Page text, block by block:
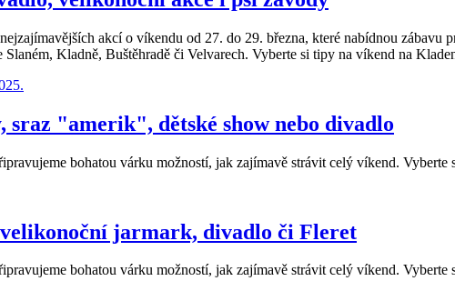
akcí o víkendu od 27. do 29. března, které nabídnou zábavu
Kladně, Buštěhradě či Velvarech. Vyberte si tipy na víkend na
"amerik", dětské show nebo divadlo
bohatou várku možností, jak zajímavě strávit celý víkend. Vyberte
jarmark, divadlo či Fleret
bohatou várku možností, jak zajímavě strávit celý víkend. Vyberte